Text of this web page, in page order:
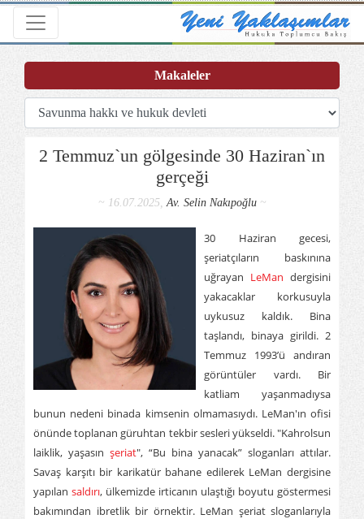
Toggle navigation
2 Temmuz`un gölgesinde 30 Haziran`ın
gerçeği
~ 16.07.2025,Av. Selin Nakıpoğlu~
30 Haziran gecesi,
şeriatçıların baskınına
uğrayan LeMan dergisini
yakacaklar korkusuyla
uykusuz kaldık. Bina
taşlandı, binaya girildi. 2
Temmuz 1993’ü andıran
görüntüler vardı. Bir
katliam yaşanmadıysa
bunun nedeni binada kimsenin olmamasıydı. LeMan'ın ofisi
önünde toplanan güruhtan tekbir sesleri yükseldi. "Kahrolsun
laiklik, yaşasın şeriat", “Bu bina yanacak” sloganları attılar.
Savaş karşıtı bir karikatür bahane edilerek LeMan dergisine
yapılan saldırı, ülkemizde irticanın ulaştığı boyutu göstermesi
bakımından ibretlik bir örnektir. LeMan şeriat sloganlarıyla
Makaleler